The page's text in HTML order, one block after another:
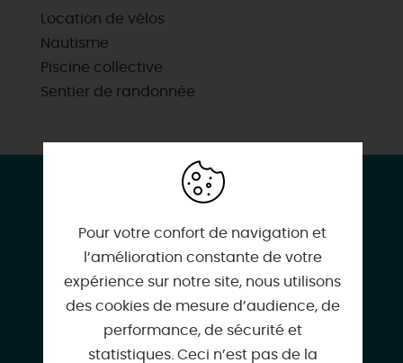
Location de vélos
Nautisme
Piscine collective
Sentier de randonnée
CONTACT & LOCALISATION
52 GR Grande Rue
45360 CHATILLON-SUR-LOIRE
Pour votre confort de navigation et
l’amélioration constante de votre
expérience sur notre site, nous utilisons
des cookies de mesure d’audience, de
performance, de sécurité et
statistiques. Ceci n’est pas de la